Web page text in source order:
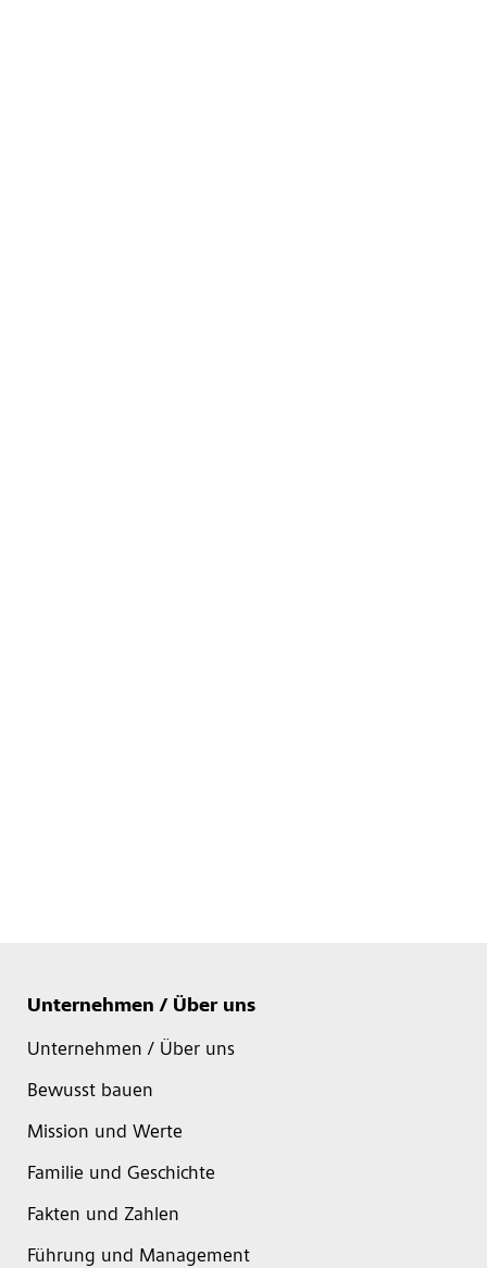
Unternehmen / Über uns
Unternehmen / Über uns
Bewusst bauen
Mission und Werte
Familie und Geschichte
Fakten und Zahlen
Führung und Management